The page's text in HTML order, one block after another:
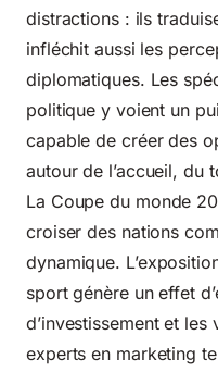
distractions : ils
infléchit aussi les
diplomatiques. Les
politique y voient un
capable de créer des
autour de l’accueil, du
La Coupe du monde
croiser des nations
dynamique.
sport génère un effet
d’investissement et les
experts en marketing